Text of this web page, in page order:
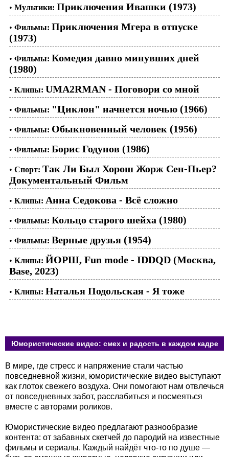
• Мультики: Приключения Ивашки (1973)
• Фильмы: Приключения Мгера в отпуске
(1973)
• Фильмы: Комедия давно минувших дней
(1980)
• Клипы: UMA2RMAN - Поговори со мной
• Фильмы: "Циклон" начнется ночью (1966)
• Фильмы: Обыкновенный человек (1956)
• Фильмы: Борис Годунов (1986)
• Спорт: Так Ли Был Хорош Жорж Сен-Пьер?
Документальный Фильм
• Клипы: Анна Седокова - Всё сложно
• Фильмы: Кольцо старого шейха (1980)
• Фильмы: Верные друзья (1954)
• Клипы: ЙОРШ, Fun mode - IDDQD (Москва,
Base, 2023)
• Клипы: Наталья Подольская - Я тоже
Юмористические видео: смех и радость в каждом кадре
В мире, где стресс и напряжение стали частью
повседневной жизни, юмористические видео выступают
как глоток свежего воздуха. Они помогают нам отвлечься
от повседневных забот, расслабиться и посмеяться
вместе с авторами роликов.
Юмористические видео предлагают разнообразие
контента: от забавных скетчей до пародий на известные
фильмы и сериалы. Каждый найдёт что-то по душе —